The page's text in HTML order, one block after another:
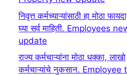
निवृत्त कर्मच्याऱ्यांसाठी हा मोठा
घ्या सर्व माहिती. Employees
update
राज्य कर्मचाऱ्यांना मोठा धक्का, लाखो
कर्मचाऱ्यांचे नुकसान. Employee